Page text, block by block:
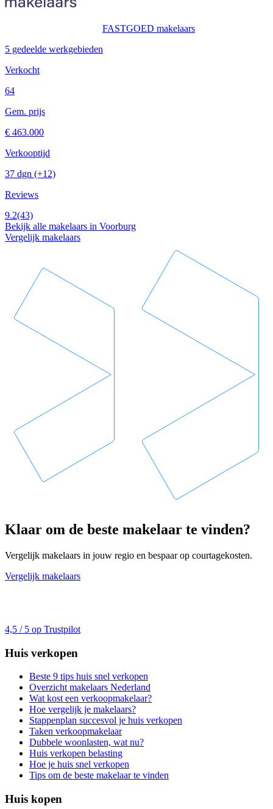
FASTGOED makelaars
5 gedeelde werkgebieden
Verkocht
64
Gem. prijs
€ 463.000
Verkooptijd
37 dgn (+12)
Reviews
9.2(43)
Bekijk alle makelaars in Voorburg
Vergelijk makelaars
Klaar om de beste makelaar te vinden?
Vergelijk makelaars in jouw regio en bespaar op courtagekosten.
Vergelijk makelaars
4,5 / 5 op Trustpilot
Huis verkopen
Beste 9 tips huis snel verkopen
Overzicht makelaars Nederland
Wat kost een verkoopmakelaar?
Hoe vergelijk je makelaars?
Stappenplan succesvol je huis verkopen
Taken verkoopmakelaar
Dubbele woonlasten, wat nu?
Huis verkopen belasting
Hoe je huis snel verkopen
Tips om de beste makelaar te vinden
Huis kopen